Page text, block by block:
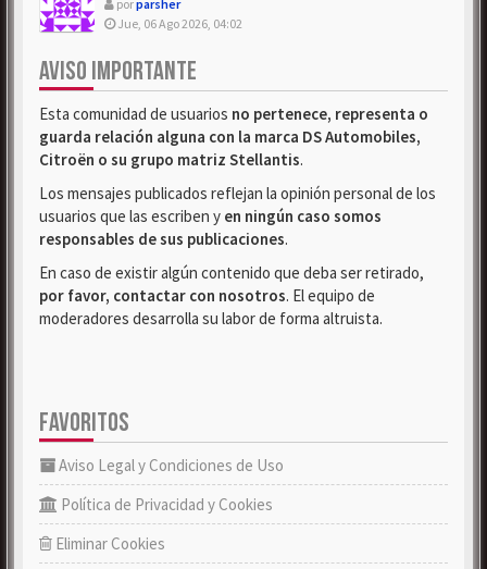
porparsher
Jue, 06 Ago 2026, 04:02
AVISO IMPORTANTE
Esta comunidad de usuarios no pertenece, representa o
guarda relación alguna con la marca DS Automobiles,
Citroën o su grupo matriz Stellantis.
Los mensajes publicados reflejan la opinión personal de los
usuarios que las escriben y en ningún caso somos
responsables de sus publicaciones.
En caso de existir algún contenido que deba ser retirado,
por favor, contactar con nosotros. El equipo de
moderadores desarrolla su labor de forma altruista.
FAVORITOS
Aviso Legal y Condiciones de Uso
Política de Privacidad y Cookies
Eliminar Cookies